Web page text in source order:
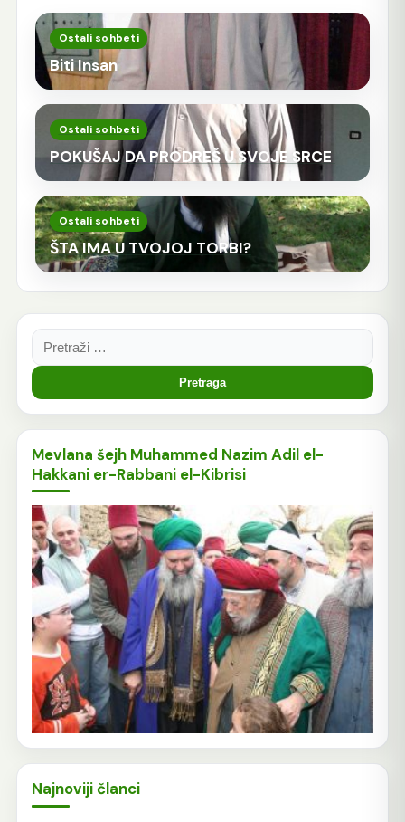
Ostali sohbeti
Biti Insan
Ostali sohbeti
POKUŠAJ DA PRODREŠ U SVOJE SRCE
Ostali sohbeti
ŠTA IMA U TVOJOJ TORBI?
Pretraga:
Mevlana šejh Muhammed Nazim Adil el-
Hakkani er-Rabbani el-Kibrisi
Najnoviji članci